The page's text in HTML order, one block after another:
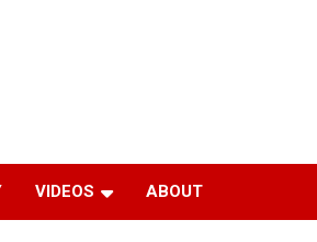
VIDEOS ABOUT